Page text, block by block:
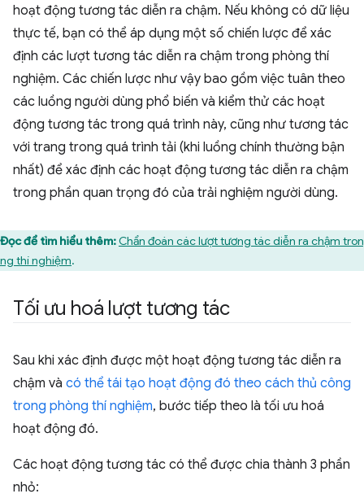
hoạt động tương tác diễn ra chậm. Nếu không có dữ liệu
thực tế, bạn có thể áp dụng một số chiến lược để xác
định các lượt tương tác diễn ra chậm trong phòng thí
nghiệm. Các chiến lược như vậy bao gồm việc tuân theo
các luồng người dùng phổ biến và kiểm thử các hoạt
động tương tác trong quá trình này, cũng như tương tác
với trang trong quá trình tải (khi luồng chính thường bận
nhất) để xác định các hoạt động tương tác diễn ra chậm
trong phần quan trọng đó của trải nghiệm người dùng.
Đọc để tìm hiểu thêm:Chẩn đoán các lượt tương tác diễn ra chậm
thí nghiệm.
Tối ưu hoá lượt tương tác
Sau khi xác định được một hoạt động tương tác diễn ra
chậm và có thể tái tạo hoạt động đó theo cách thủ công
trong phòng thí nghiệm, bước tiếp theo là tối ưu hoá
hoạt động đó.
Các hoạt động tương tác có thể được chia thành 3 phần
nhỏ: